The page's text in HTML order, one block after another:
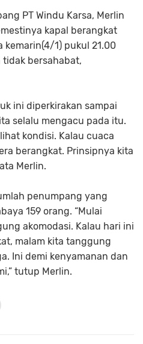
PT Windu Karsa, Merlin
kapal berangkat
kemarin(4/1) pukul 21.00
tidak bersahabat,
ini diperkirakan sampai
selalu mengacu pada itu.
kondisi. Kalau cuaca
berangkat. Prinsipnya kita
Merlin.
penumpang yang
159 orang. “Mulai
akomodasi. Kalau hari ini
malam kita tanggung
Ini demi kenyamanan dan
tutup Merlin.